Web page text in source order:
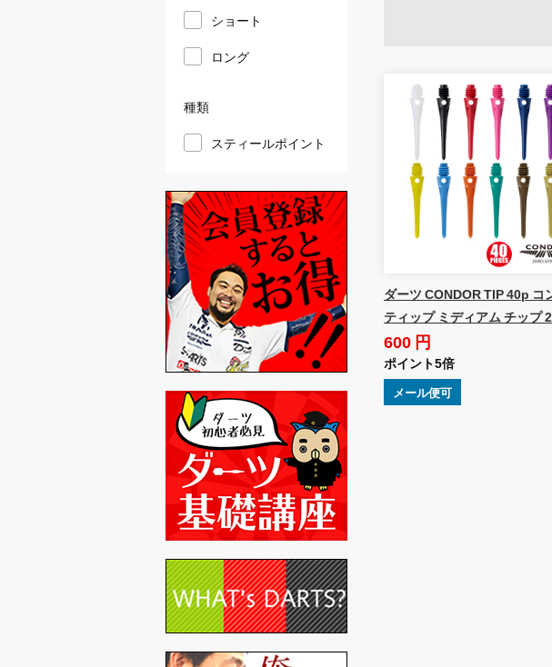
ダーツ CONDOR TIP 40p コ
ティップ ミディアム チップ
600 円
ポイント5倍
メール便可
ショート
ロング
種類
スティールポイント